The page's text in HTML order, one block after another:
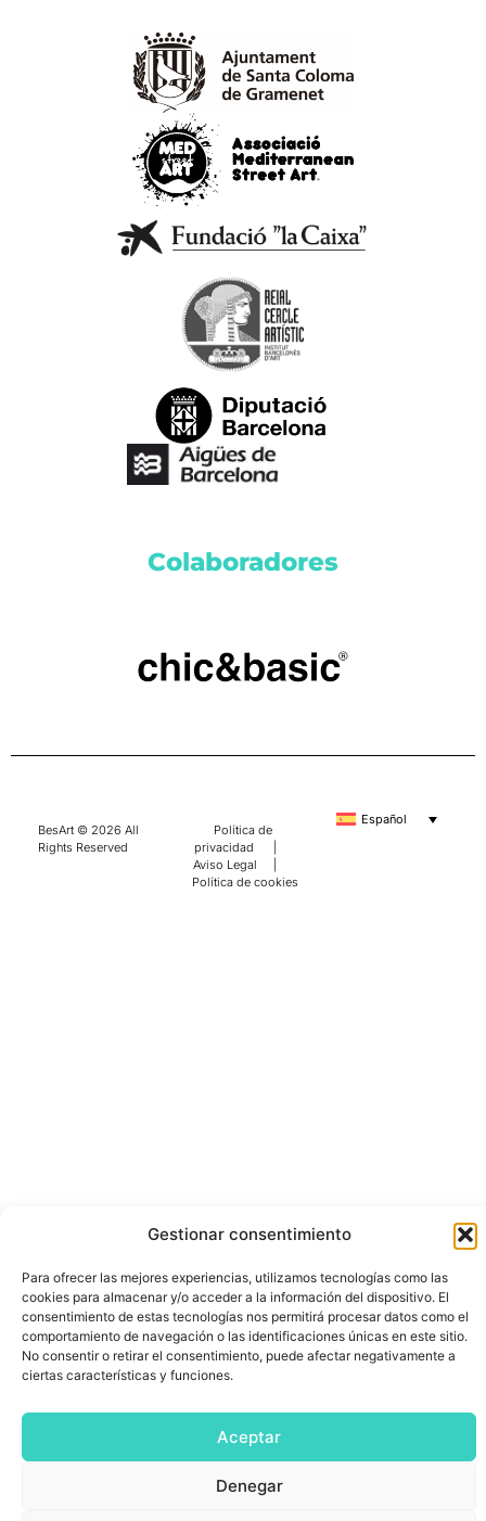
Gestionar consentimiento
Para ofrecer las mejores experiencias, utilizamos tecnologías como las
cookies para almacenar y/o acceder a la información del dispositivo. El
consentimiento de estas tecnologías nos permitirá procesar datos como el
comportamiento de navegación o las identificaciones únicas en este sitio.
No consentir o retirar el consentimiento, puede afectar negativamente a
ciertas características y funciones.
Aceptar
Denegar
Colaboradores
BesArt © 2026 All
Rights Reserved
Política de
privacidad
Aviso Legal
Política de cookies
Español